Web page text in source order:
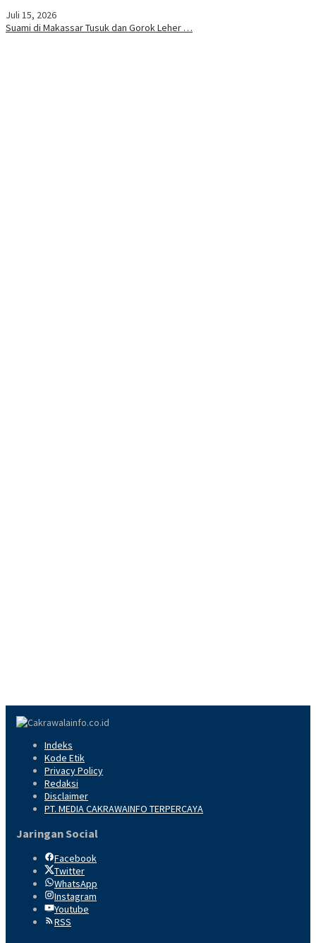
Juli 15, 2026
Suami di Makassar Tusuk dan Gorok Leher …
Indeks
Kode Etik
Privacy Policy
Redaksi
Disclaimer
PT. MEDIA CAKRAWAINFO TERPERCAYA
Jaringan Social
Facebook
Twitter
WhatsApp
Instagram
Youtube
RSS